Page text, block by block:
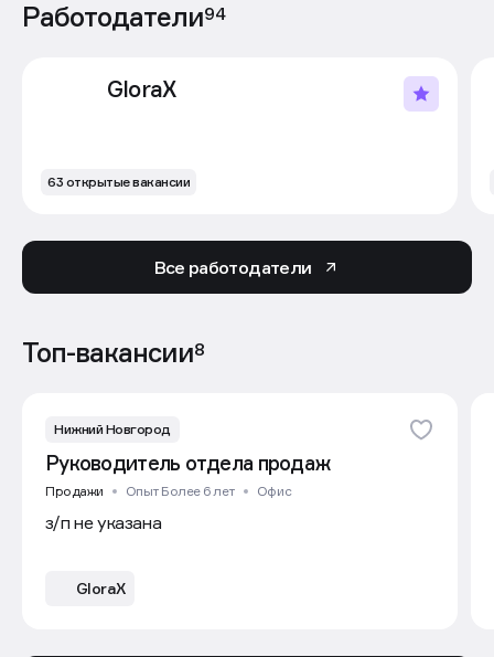
Работодатели94
GloraX
63 открытые вакансии
Все работодатели
Топ-вакансии8
Нижний Новгород
Руководитель отдела продаж
Продажи Опыт Более 6 лет Офис
з/п не указана
GloraX